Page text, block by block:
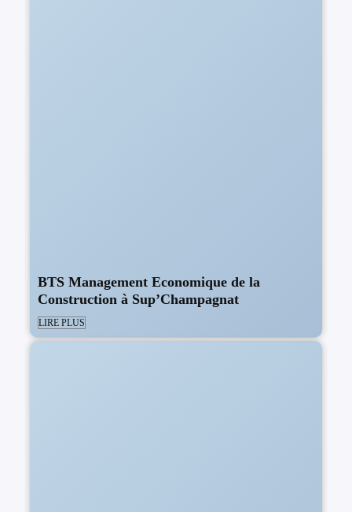
BTS Management Economique de la
Construction à Sup’Champagnat
LIRE PLUS